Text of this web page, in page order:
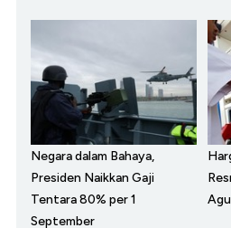
Negara dalam Bahaya,
Presiden Naikkan Gaji
Tentara 80% per 1
September